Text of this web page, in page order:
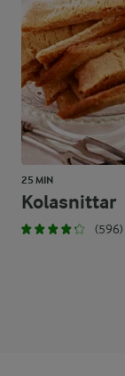
25 MIN
Kolasnittar
(596)